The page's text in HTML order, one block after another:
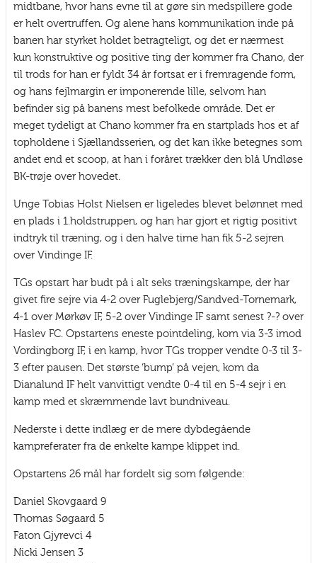
midtbane, hvor hans evne til at gøre sin medspillere gode
er helt overtruffen. Og alene hans kommunikation inde på
banen har styrket holdet betragteligt, og det er nærmest
kun konstruktive og positive ting der kommer fra Chano, der
til trods for han er fyldt 34 år fortsat er i fremragende form,
og hans fejlmargin er imponerende lille, selvom han
befinder sig på banens mest befolkede område. Det er
meget tydeligt at Chano kommer fra en startplads hos et af
topholdene i Sjællandsserien, og det kan ikke betegnes som
andet end et scoop, at han i foråret trækker den blå Undløse
BK-trøje over hovedet.
Unge Tobias Holst Nielsen er ligeledes blevet belønnet med
en plads i 1.holdstruppen, og han har gjort et rigtig positivt
indtryk til træning, og i den halve time han fik 5-2 sejren
over Vindinge IF.
TGs opstart har budt på i alt seks træningskampe, der har
givet fire sejre via 4-2 over Fuglebjerg/Sandved-Tornemark,
4-1 over Mørkøv IF, 5-2 over Vindinge IF samt senest ?-? over
Haslev FC. Opstartens eneste pointdeling, kom via 3-3 imod
Vordingborg IF, i en kamp, hvor TGs tropper vendte 0-3 til 3-
3 efter pausen. Det største ‘bump’ på vejen, kom da
Dianalund IF helt vanvittigt vendte 0-4 til en 5-4 sejr i en
kamp med et skræmmende lavt bundniveau.
Nederste i dette indlæg er de mere dybdegående
kampreferater fra de enkelte kampe klippet ind.
Opstartens 26 mål har fordelt sig som følgende:
Daniel Skovgaard 9
Thomas Søgaard 5
Faton Gjyrevci 4
Nicki Jensen 3